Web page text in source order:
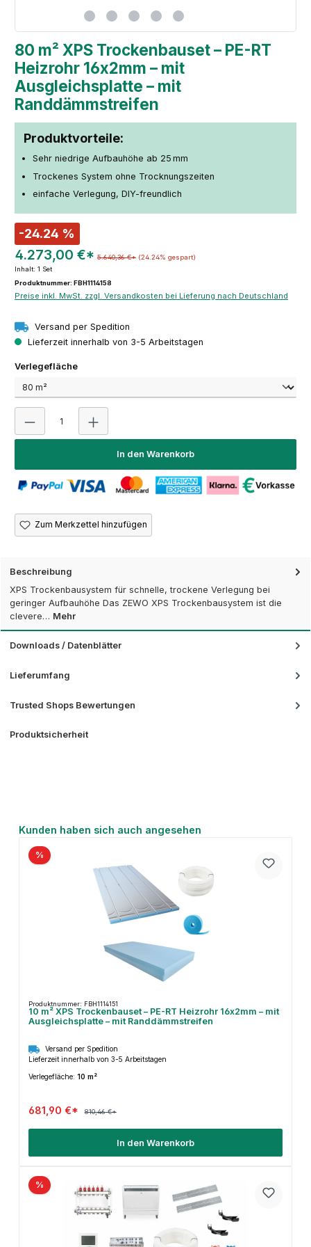
80 m² XPS Trockenbauset – PE-RT
Heizrohr 16x2mm – mit
Ausgleichsplatte – mit
Randdämmstreifen
Produktvorteile:
Sehr niedrige Aufbauhöhe ab 25 mm
Trockenes System ohne Trocknungszeiten
einfache Verlegung, DIY-freundlich
-24.24 %
4.273,00 €* 5.640,36 €* (24.24% gespart)
Inhalt: 1 Set
Produktnummer: FBH1114158
Preise inkl. MwSt. zzgl. Versandkosten bei Lieferung nach Deutschland
Versand per Spedition
Lieferzeit innerhalb von 3-5 Arbeitstagen
Verlegeflächeauswählen
In den Warenkorb
Zum Merkzettel hinzufügen
Beschreibung
XPS Trockenbausystem für schnelle, trockene Verlegung bei
geringer Aufbauhöhe Das ZEWO XPS Trockenbausystem ist die
clevere… Mehr
Downloads / Datenblätter
Lieferumfang
Trusted Shops Bewertungen
Produktsicherheit
Produktgalerie überspringen
Kunden haben sich auch angesehen
%
Produktnummer: FBH1114151
10 m² XPS Trockenbauset – PE-RT Heizrohr 16x2mm – mit
Ausgleichsplatte – mit Randdämmstreifen
Versand per Spedition
Lieferzeit innerhalb von 3-5 Arbeitstagen
Verlegefläche: 10 m²
681,90 €* 810,46 €*
In den Warenkorb
%